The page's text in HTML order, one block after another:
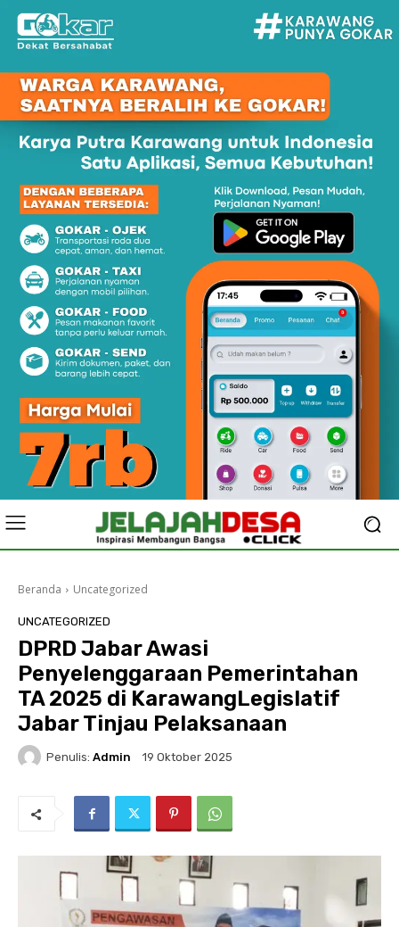
Beranda Uncategorized
UNCATEGORIZED
DPRD Jabar Awasi
Penyelenggaraan Pemerintahan
TA 2025 di KarawangLegislatif
Jabar Tinjau Pelaksanaan
Penulis: Admin 19 Oktober 2025